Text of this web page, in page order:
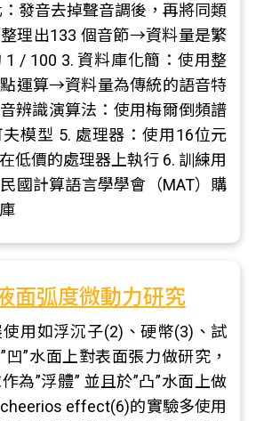
發音去掉聲音調後，再將同類
理出133 個音節→資料量是繁
1 / 100 3. 資料庫化簡：使用整
運算→資料量為傳統的語音特
辨識演算法：使用梅爾倒頻譜
模型 5. 處理器：使用16位元
低價的處理器上執行 6. 訓練用
國計算語言學學會（MAT）購
面弧度微動力研究
用如浮沉子(2)、硬幣(3)、試
凹”水面上對表面張力做研究，
為”浮體” 並且於”凸”水面上做
effect(6)的實驗多使用